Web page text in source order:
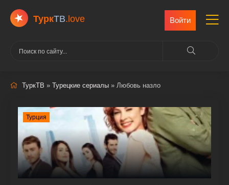
ТуркТВ.love Войти
ТуркТВ » Турецкие сериалы » Любовь назло
Турция